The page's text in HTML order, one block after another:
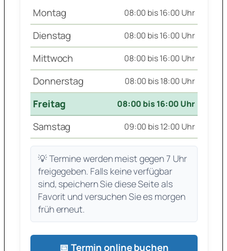
Montag 08:00 bis 16:00 Uhr
Dienstag 08:00 bis 16:00 Uhr
Mittwoch 08:00 bis 16:00 Uhr
Donnerstag 08:00 bis 18:00 Uhr
Freitag 08:00 bis 16:00 Uhr
Samstag 09:00 bis 12:00 Uhr
💡 Termine werden meist gegen 7 Uhr
freigegeben. Falls keine verfügbar
sind, speichern Sie diese Seite als
Favorit und versuchen Sie es morgen
früh erneut.
📅 Termin online buchen